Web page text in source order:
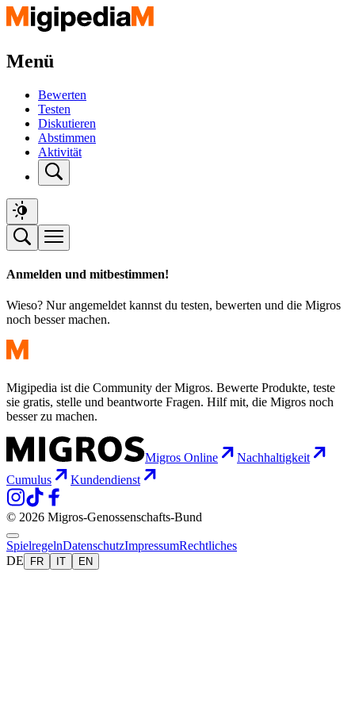
Menü
Bewerten
Testen
Diskutieren
Abstimmen
Aktivität
Anmelden und mitbestimmen!
Wieso? Nur angemeldet kannst du testen, bewerten und die Migros
noch besser machen.
Migipedia ist die Community der Migros. Bewerte Produkte, teste
sie gratis, stelle und beantworte Fragen. Hilf mit, die Migros noch
besser zu machen.
Migros Online
Nachhaltigkeit
Cumulus
Kundendienst
© 2026 Migros-Genossenschafts-Bund
SpielregelnDatenschutzImpressumRechtliches
DE
FR IT EN